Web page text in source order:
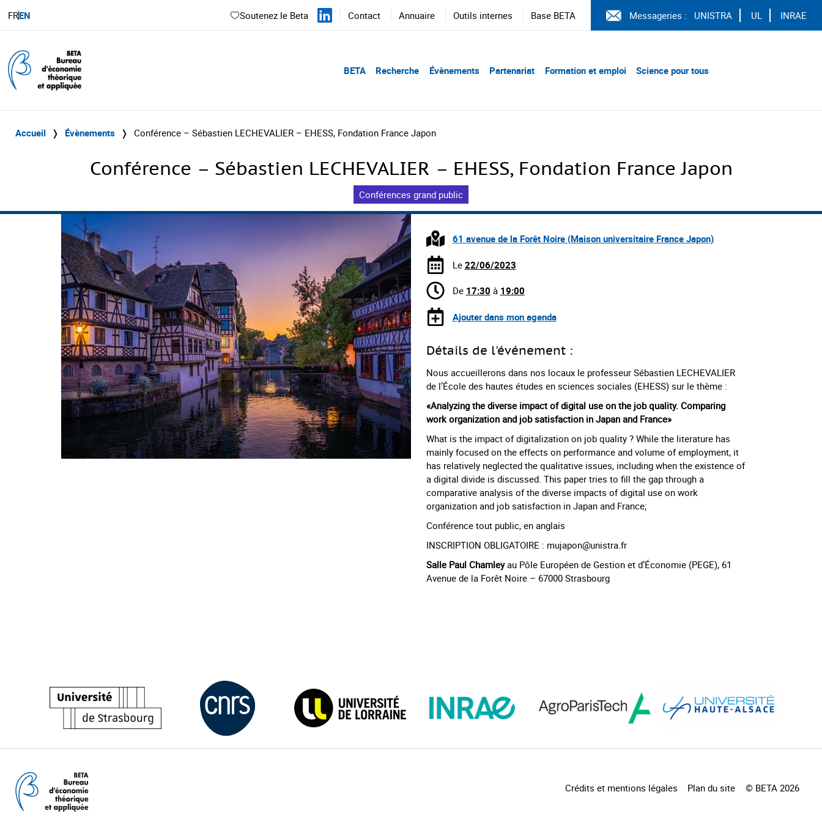
FREN Soutenez le Beta Contact Annuaire Outils internes Base BETA Messageries : UNISTRA UL INRAE
BETA Recherche Évènements Partenariat Formation et emploi Science pour tous
Accueil ❭ Évènements ❭ Conférence – Sébastien LECHEVALIER – EHESS, Fondation France Japon
Conférence – Sébastien LECHEVALIER – EHESS, Fondation France Japon
Conférences grand public
61 avenue de la Forêt Noire (Maison universitaire France Japon)
Le 22/06/2023
De 17:30 à 19:00
Ajouter dans mon agenda
Détails de l'événement :
Nous accueillerons dans nos locaux le professeur Sébastien LECHEVALIER
de l’École des hautes études en sciences sociales (EHESS) sur le thème :
«Analyzing the diverse impact of digital use on the job quality. Comparing
work organization and job satisfaction in Japan and France»
What is the impact of digitalization on job quality ? While the literature has
mainly focused on the effects on performance and volume of employment, it
has relatively neglected the qualitative issues, including when the existence of
a digital divide is discussed. This paper tries to fill the gap through a
comparative analysis of the diverse impacts of digital use on work
organization and job satisfaction in Japan and France;
Conférence tout public, en anglais
INSCRIPTION OBLIGATOIRE : mujapon@unistra.fr
Salle Paul Chamleyau Pôle Européen de Gestion et d’Économie (PEGE), 61
Avenue de la Forêt Noire – 67000 Strasbourg
Crédits et mentions légales Plan du site © BETA 2026